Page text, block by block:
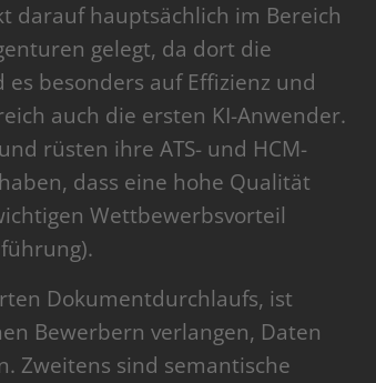
darauf hauptsächlich im Bereich
gelegt, da dort die
besonders auf Effizienz und
auch die ersten KI-Anwender.
rüsten ihre ATS- und HCM-
dass eine hohe Qualität
Wettbewerbsvorteil
Dokumentdurchlaufs, ist
Bewerbern verlangen, Daten
Zweitens sind semantische